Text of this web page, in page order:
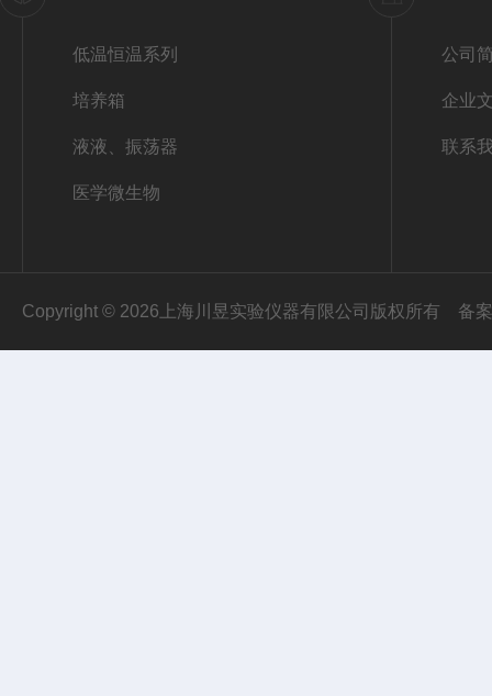
低温恒温系列
培养箱
液液、振荡器
医学微生物
公司
企业
联系
Copyright © 2026上海川昱实验仪器有限公司版权所有 备